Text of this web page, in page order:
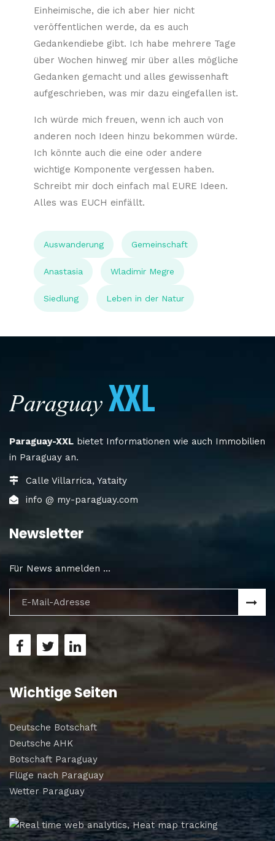
Einheimische, die ich aber hier nicht
veröffentlichen werde, da es auch
Gedankendiebe gibt. Ich habe mehrere Tage
über Wochen hinweg mir über alles mögliche
Gedanken gemacht und alles gewissenhaft
aufgeschrieben, was mir dazu eingefallen ist.
Ich würde mich freuen, wenn ich auch von
anderen noch Ideen hinzu bekommen würde.
Ich könnte auch die eine oder andere
wichtige Komponente vergessen haben.
Schreibt mir doch einfach mal EURE Ideen.
Alles was EUCH einfällt.
Auswanderung Gemeinschaft
Anastasia Wladimir Megre
Siedlung Leben in der Natur
Paraguay-XXL bietet Informationen wie auch Immobilien
in Paraguay an.
Calle Villarrica, Yataity
info @ my-paraguay.com
Newsletter
Für News anmelden ...
Wichtige Seiten
Deutsche Botschaft
Deutsche AHK
Botschaft Paraguay
Flüge nach Paraguay
Wetter Paraguay